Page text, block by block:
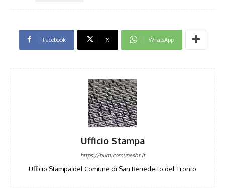
Facebook X WhatsApp
Ufficio Stampa
https://bum.comunesbt.it
Ufficio Stampa del Comune di San Benedetto del Tronto